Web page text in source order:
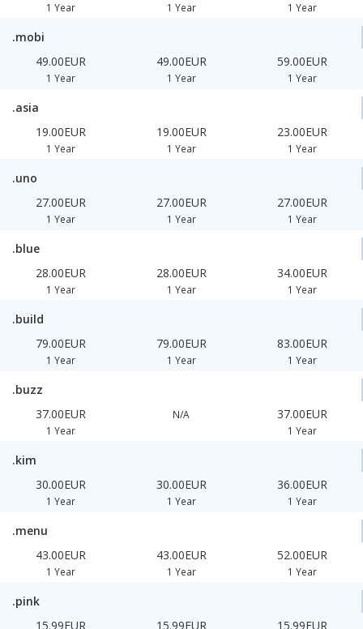
1 Year 1 Year 1 Year
.mobi
49.00EUR
1 Year
49.00EUR
1 Year
59.00EUR
1 Year
.asia
19.00EUR
1 Year
19.00EUR
1 Year
23.00EUR
1 Year
.uno
27.00EUR
1 Year
27.00EUR
1 Year
27.00EUR
1 Year
.blue
28.00EUR
1 Year
28.00EUR
1 Year
34.00EUR
1 Year
.build
79.00EUR
1 Year
79.00EUR
1 Year
83.00EUR
1 Year
.buzz
37.00EUR
1 Year
N/A 37.00EUR
1 Year
.kim
30.00EUR
1 Year
30.00EUR
1 Year
36.00EUR
1 Year
.menu
43.00EUR
1 Year
43.00EUR
1 Year
52.00EUR
1 Year
.pink
15.99EUR
15.99EUR 15.99EUR